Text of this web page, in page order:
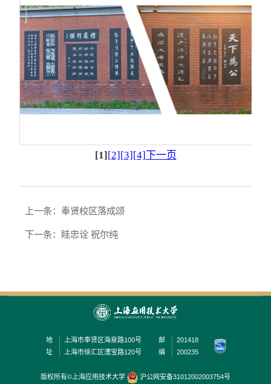
[1][2][3][4]下一页
上一条：奉贤校区落成颂
下一条：眭忠诠 祝尔纯
地
址
上海市奉贤区海泉路100号
上海市徐汇区漕宝路120号
邮
编
201418
200235
版权所有©上海应用技术大学 沪公网安备31012002003754号